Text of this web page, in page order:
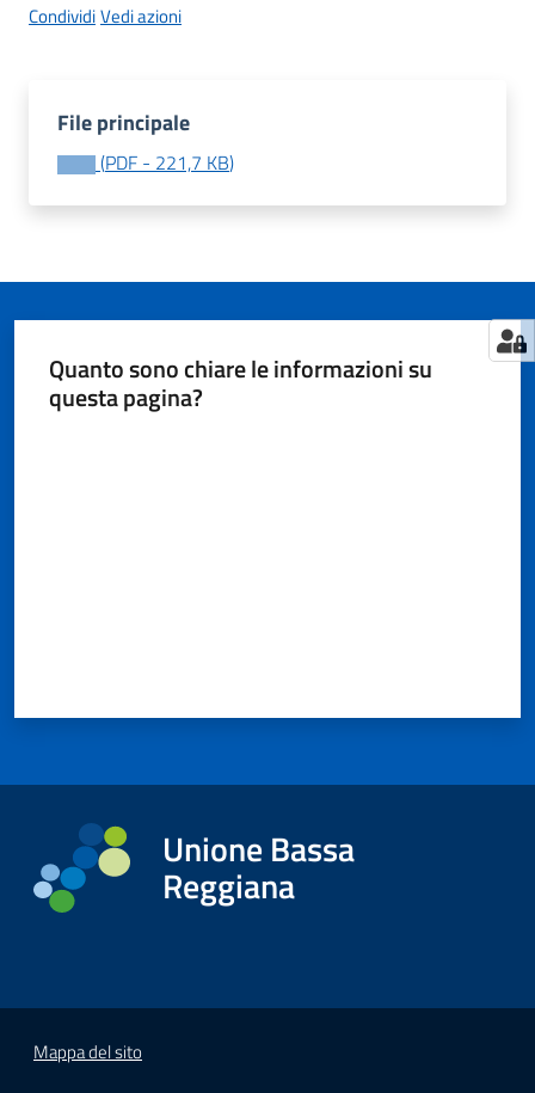
Tutti
argomenti...
Menu selezionato
Seguici
CondividiVedi azioni
File principale
(PDF - 221,7 KB)
Quanto sono chiare le informazioni su
questa pagina?
Unione Bassa
Reggiana
Mappa del sito